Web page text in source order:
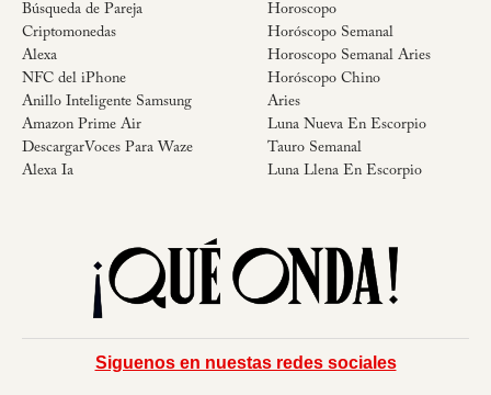
Búsqueda de Pareja
Criptomonedas
Alexa
NFC del iPhone
Anillo Inteligente Samsung
Amazon Prime Air
DescargarVoces Para Waze
Alexa Ia
Horoscopo
Horóscopo Semanal
Horoscopo Semanal Aries
Horóscopo Chino
Aries
Luna Nueva En Escorpio
Tauro Semanal
Luna Llena En Escorpio
Siguenos en nuestas redes sociales